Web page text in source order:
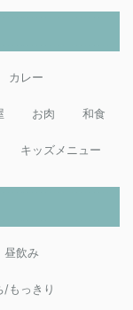
カレー
お肉 和食
キッズメニュー
昼飲み
/もっきり